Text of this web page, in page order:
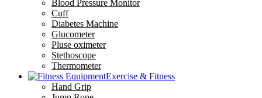
Blood Pressure Monitor
Cuff
Diabetes Machine
Glucometer
Pluse oximeter
Stethoscope
Thermometer
Exercise & Fitness
Hand Grip